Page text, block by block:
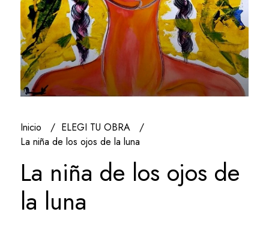
Inicio
ELEGI TU OBRA
La niña de los ojos de la luna
La niña de los ojos de
la luna